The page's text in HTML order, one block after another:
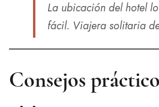
La ubicación del hotel
fácil. Viajera solitaria
Consejos